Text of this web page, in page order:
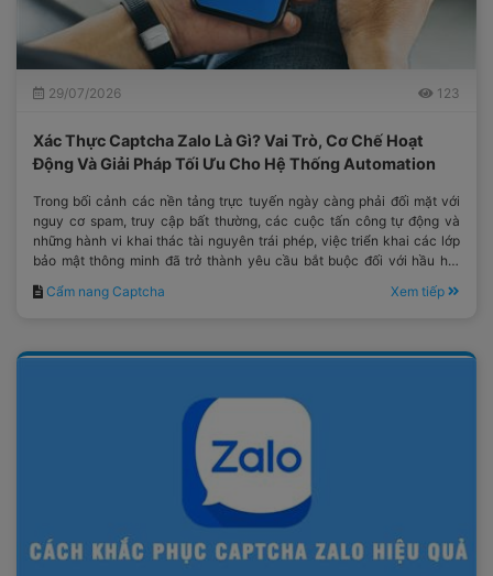
29/07/2026 123
Xác Thực Captcha Zalo Là Gì? Vai Trò, Cơ Chế Hoạt
Động Và Giải Pháp Tối Ưu Cho Hệ Thống Automation
Trong bối cảnh các nền tảng trực tuyến ngày càng phải đối mặt với
nguy cơ spam, truy cập bất thường, các cuộc tấn công tự động và
những hành vi khai thác tài nguyên trái phép, việc triển khai các lớp
bảo mật thông minh đã trở thành yêu cầu bắt buộc đối với hầu hết
các hệ thống công nghệ hiện đại.
Cẩm nang Captcha Xem tiếp